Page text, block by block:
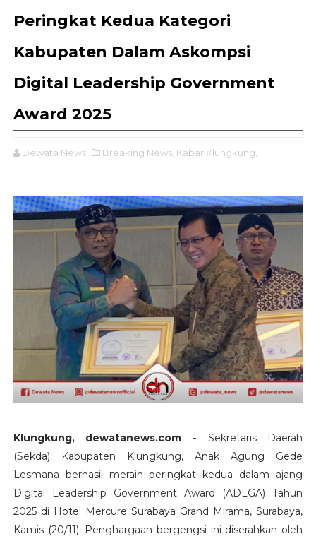
Peringkat Kedua Kategori
Kabupaten Dalam Askompsi
Digital Leadership Government
Award 2025
Dewata News Breaking News, Kabar Klungkung,
Klungkung, dewatanews.com - Sekretaris Daerah
(Sekda) Kabupaten Klungkung, Anak Agung Gede
Lesmana berhasil meraih peringkat kedua dalam ajang
Digital Leadership Government Award (ADLGA) Tahun
2025 di Hotel Mercure Surabaya Grand Mirama, Surabaya,
Kamis (20/11). Penghargaan bergengsi ini diserahkan oleh